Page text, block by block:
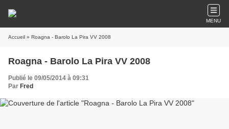
MENU
Accueil » Roagna - Barolo La Pira VV 2008
Roagna - Barolo La Pira VV 2008
Publié le 09/05/2014 à 09:31
Par Fred